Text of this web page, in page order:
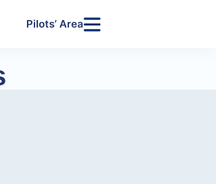
Pilots’ Area